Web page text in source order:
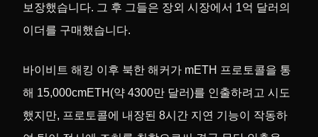
보장했습니다. 그 후 그들은 장외 시장에서 1억 달러의
이더를 구매했습니다.
바이비트 해킹 이후 북한 해커가 mETH 프로토콜을 통
해 15,000cmETH(약 4300만 달러)를 인출하려고 시도
했지만, 프로토콜에 내장된 8시간 지연 기능이 작동하